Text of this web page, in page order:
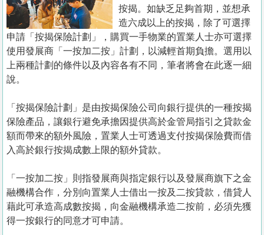
業
手
冊
關
於
們
按揭。如缺乏足夠首期，並想承
造六成以上的按揭，除了可選擇
申請「按揭保險計劃」，購買一手物業的置業人士亦可選擇
使用發展商「一按加二按」計劃，以減輕首期負擔。選用以
上兩種計劃的條件以及內容各有不同，筆者將會在此逐一細
說。
「按揭保險計劃」是由按揭保險公司向銀行提供的一種按揭
保險產品，讓銀行避免承擔因提供高於金管局指引之貸款金
額而帶來的額外風險，置業人士可透過支付按揭保險費而借
入高於銀行按揭成數上限的額外貸款。
「一按加二按」則指發展商與指定銀行以及發展商旗下之金
融機構合作，分別向置業人士借出一按及二按貸款，借貸人
藉此可承造高成數按揭，向金融機構承造二按前，必須先獲
得一按銀行的同意才可申請。